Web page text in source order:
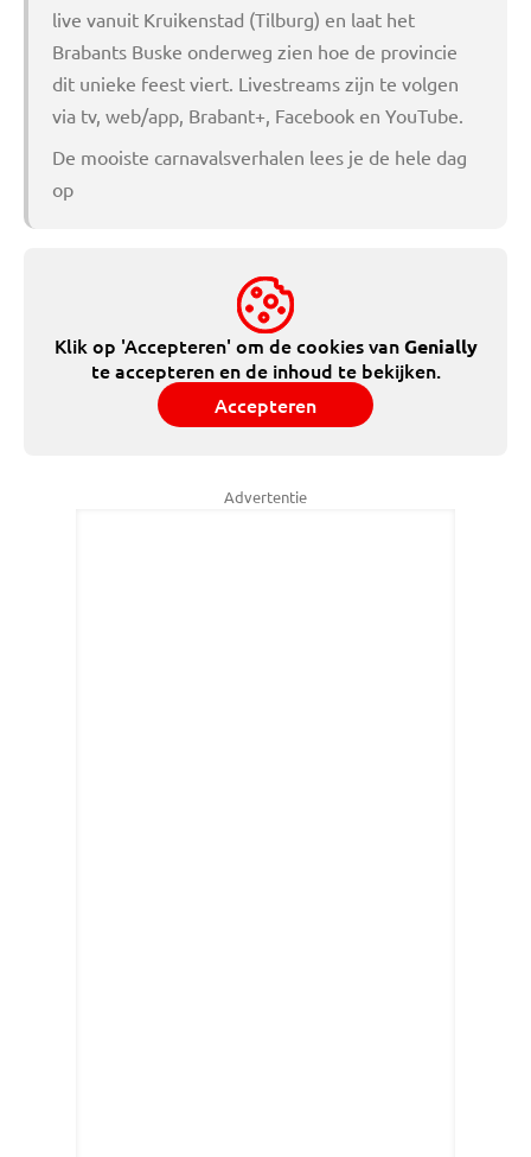
live vanuit Kruikenstad (Tilburg) en laat het
Brabants Buske onderweg zien hoe de provincie
dit unieke feest viert. Livestreams zijn te volgen
via tv, web/app, Brabant+, Facebook en YouTube.
De mooiste carnavalsverhalen lees je de hele dag
op
Klik op 'Accepteren' om de cookies vanGenially
te accepteren en de inhoud te bekijken.
Accepteren
Advertentie